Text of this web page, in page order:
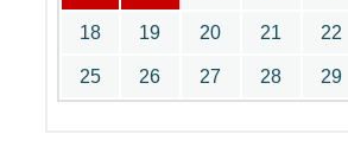
18 19 20 21 22
25 26 27 28 29